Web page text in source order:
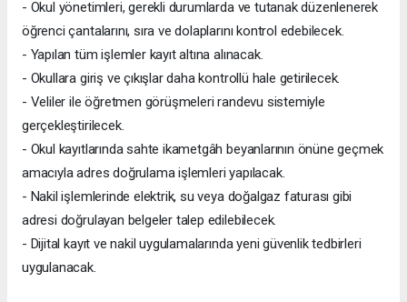
- Okul yönetimleri, gerekli durumlarda ve tutanak düzenlenerek
öğrenci çantalarını, sıra ve dolaplarını kontrol edebilecek.
- Yapılan tüm işlemler kayıt altına alınacak.
- Okullara giriş ve çıkışlar daha kontrollü hale getirilecek.
- Veliler ile öğretmen görüşmeleri randevu sistemiyle
gerçekleştirilecek.
- Okul kayıtlarında sahte ikametgâh beyanlarının önüne geçmek
amacıyla adres doğrulama işlemleri yapılacak.
- Nakil işlemlerinde elektrik, su veya doğalgaz faturası gibi
adresi doğrulayan belgeler talep edilebilecek.
- Dijital kayıt ve nakil uygulamalarında yeni güvenlik tedbirleri
uygulanacak.